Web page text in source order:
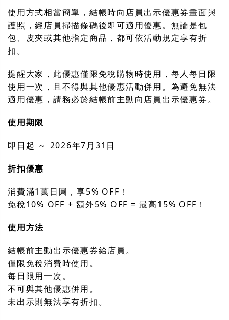
使用方式相當簡單，結帳時向店員出示優惠券畫面與
護照，經店員掃描條碼後即可適用優惠。無論是包
包、皮夾或其他指定商品，都可依活動規定享有折
扣。
提醒大家，此優惠僅限免稅購物時使用，每人每日限
使用一次，且不得與其他優惠活動併用。為避免無法
適用優惠，請務必於結帳前主動向店員出示優惠券。
使用期限
即日起 ～ 2026年7月31日
折扣優惠
消費滿1萬日圓，享5% OFF！
免稅10% OFF + 額外5% OFF = 最高15% OFF！
使用方法
結帳前主動出示優惠券給店員。
僅限免稅消費時使用。
每日限用一次。
不可與其他優惠併用。
未出示則無法享有折扣。